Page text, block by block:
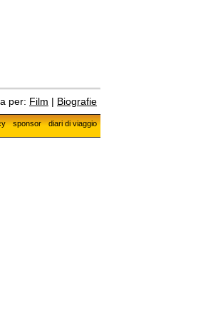
per: Film | Biografie
diari di viaggio
sponsor